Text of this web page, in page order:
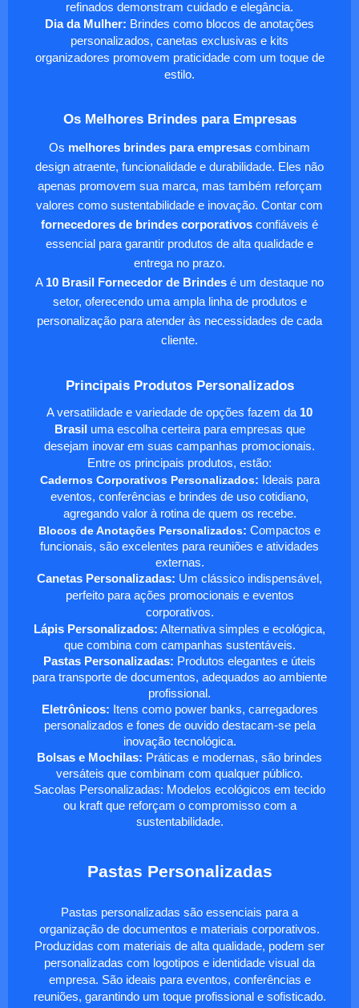
refinados demonstram cuidado e elegância.
Dia da Mulher: Brindes como blocos de anotações
personalizados, canetas exclusivas e kits
organizadores promovem praticidade com um toque de
estilo.
Os Melhores Brindes para Empresas
Os melhores brindes para empresas combinam
design atraente, funcionalidade e durabilidade. Eles não
apenas promovem sua marca, mas também reforçam
valores como sustentabilidade e inovação. Contar com
fornecedores de brindes corporativos confiáveis é
essencial para garantir produtos de alta qualidade e
entrega no prazo.
A 10 Brasil Fornecedor de Brindes é um destaque no
setor, oferecendo uma ampla linha de produtos e
personalização para atender às necessidades de cada
cliente.
Principais Produtos Personalizados
A versatilidade e variedade de opções fazem da 10
Brasil uma escolha certeira para empresas que
desejam inovar em suas campanhas promocionais.
Entre os principais produtos, estão:
Cadernos Corporativos Personalizados: Ideais para
eventos, conferências e brindes de uso cotidiano,
agregando valor à rotina de quem os recebe.
Blocos de Anotações Personalizados: Compactos e
funcionais, são excelentes para reuniões e atividades
externas.
Canetas Personalizadas: Um clássico indispensável,
perfeito para ações promocionais e eventos
corporativos.
Lápis Personalizados: Alternativa simples e ecológica,
que combina com campanhas sustentáveis.
Pastas Personalizadas: Produtos elegantes e úteis
para transporte de documentos, adequados ao ambiente
profissional.
Eletrônicos: Itens como power banks, carregadores
personalizados e fones de ouvido destacam-se pela
inovação tecnológica.
Bolsas e Mochilas: Práticas e modernas, são brindes
versáteis que combinam com qualquer público.
Sacolas Personalizadas: Modelos ecológicos em tecido
ou kraft que reforçam o compromisso com a
sustentabilidade.
Pastas Personalizadas
Pastas personalizadas são essenciais para a
organização de documentos e materiais corporativos.
Produzidas com materiais de alta qualidade, podem ser
personalizadas com logotipos e identidade visual da
empresa. São ideais para eventos, conferências e
reuniões, garantindo um toque profissional e sofisticado.